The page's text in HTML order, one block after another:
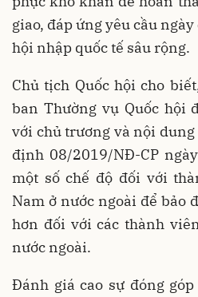
giao, đáp ứng yêu cầu
hội nhập quốc tế sâu rộng.
Chủ tịch Quốc hội cho
ban Thường vụ Quốc hội
với chủ trương và nội
định 08/2019/NĐ-CP
một số chế độ đối với
Nam ở nước ngoài để bảo
hơn đối với các thành
nước ngoài.
Đánh giá cao sự đóng